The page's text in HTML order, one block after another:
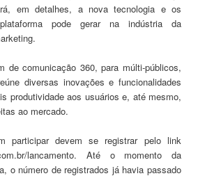
em detalhes, a nova tecnologia e os
pode gerar na indústria da
de comunicação 360, para múlti-públicos,
diversas inovações e funcionalidades
produtividade aos usuários e, até mesmo,
ao mercado.
participar devem se registrar pelo link
lancamento. Até o momento da
o número de registrados já havia passado